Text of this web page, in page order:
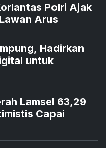
Polri Ajak
Arus
Hadirkan
untuk
Lamsel 63,29
Capai